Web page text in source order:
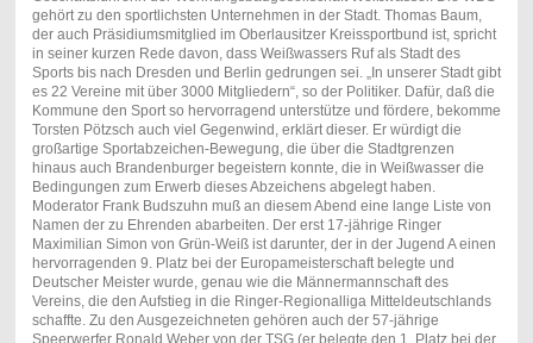
gehört zu den sportlichsten Unternehmen in der Stadt. Thomas Baum,
der auch Präsidiumsmitglied im Oberlausitzer Kreissportbund ist, spricht
in seiner kurzen Rede davon, dass Weißwassers Ruf als Stadt des
Sports bis nach Dresden und Berlin gedrungen sei. „In unserer Stadt gibt
es 22 Vereine mit über 3000 Mitgliedern“, so der Politiker. Dafür, daß die
Kommune den Sport so hervorragend unterstütze und fördere, bekomme
Torsten Pötzsch auch viel Gegenwind, erklärt dieser. Er würdigt die
großartige Sportabzeichen-Bewegung, die über die Stadtgrenzen
hinaus auch Brandenburger begeistern konnte, die in Weißwasser die
Bedingungen zum Erwerb dieses Abzeichens abgelegt haben.
Moderator Frank Budszuhn muß an diesem Abend eine lange Liste von
Namen der zu Ehrenden abarbeiten. Der erst 17-jährige Ringer
Maximilian Simon von Grün-Weiß ist darunter, der in der Jugend A einen
hervorragenden 9. Platz bei der Europameisterschaft belegte und
Deutscher Meister wurde, genau wie die Männermannschaft des
Vereins, die den Aufstieg in die Ringer-Regionalliga Mitteldeutschlands
schaffte. Zu den Ausgezeichneten gehören auch der 57-jährige